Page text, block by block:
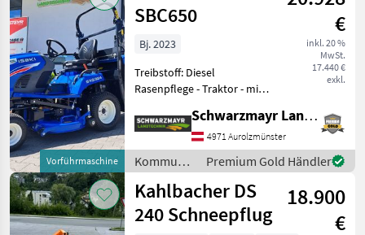
Vorführmaschine
SBC650
€
inkl. 20 %
MwSt.
17.440 €
exkl.
Bj. 2023
Treibstoff: Diesel
Rasenpflege - Traktor - mit
Dieselmotor und 22 PS - mit
Tankvolumen 21ltr - mit
vollhydraulischer Lenkung
- mit Zwischen
Schwarzmayr Landtechnik GmbH - Aurolzmünster
4971 Aurolzmünster
Kommunalgeräte
/ Iseki
Premium Gold Händler
Kahlbacher DS
240 Schneepflug
18.900
€